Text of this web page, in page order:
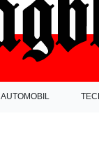
AUTOMOBIL